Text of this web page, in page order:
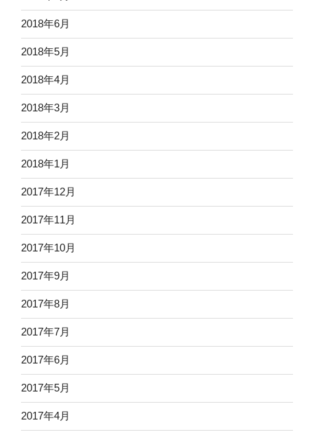
2018年6月
2018年5月
2018年4月
2018年3月
2018年2月
2018年1月
2017年12月
2017年11月
2017年10月
2017年9月
2017年8月
2017年7月
2017年6月
2017年5月
2017年4月